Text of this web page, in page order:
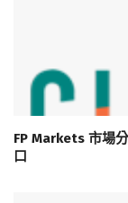
FP Markets 市場
口